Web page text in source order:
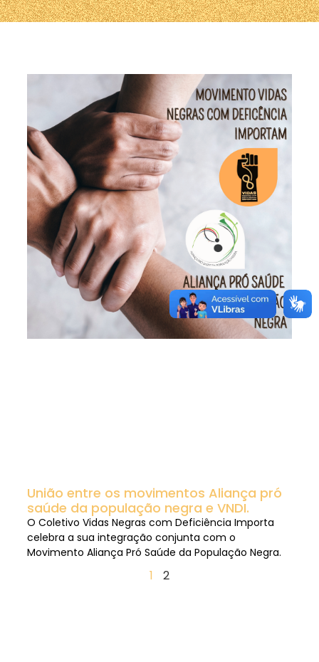
União entre os movimentos Aliança pró
saúde da população negra e VNDI.
O Coletivo Vidas Negras com Deficiência Importa
celebra a sua integração conjunta com o
Movimento Aliança Pró Saúde da População Negra.
1 2